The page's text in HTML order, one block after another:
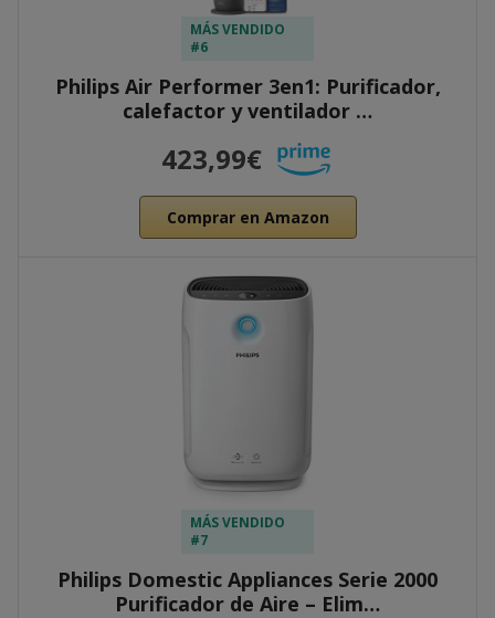
MÁS VENDIDO
#6
Philips Air Performer 3en1: Purificador,
calefactor y ventilador …
423,99€
Comprar en Amazon
MÁS VENDIDO
#7
Philips Domestic Appliances Serie 2000
Purificador de Aire – Elim…